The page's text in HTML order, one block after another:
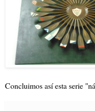
Concluimos así esta serie